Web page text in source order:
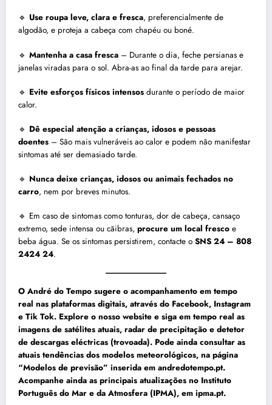
🔹 Use roupa leve, clara e fresca, preferencialmente de
algodão, e proteja a cabeça com chapéu ou boné.
🔹 Mantenha a casa fresca – Durante o dia, feche persianas e
janelas viradas para o sol. Abra-as ao final da tarde para arejar.
🔹 Evite esforços físicos intensos durante o período de maior
calor.
🔹 Dê especial atenção a crianças, idosos e pessoas
doentes – São mais vulneráveis ao calor e podem não manifestar
sintomas até ser demasiado tarde.
🔹 Nunca deixe crianças, idosos ou animais fechados no
carro, nem por breves minutos.
🔹 Em caso de sintomas como tonturas, dor de cabeça, cansaço
extremo, sede intensa ou cãibras, procure um local fresco e
beba água. Se os sintomas persistirem, contacte o SNS 24 – 808
2424 24.
O André do Tempo sugere o acompanhamento em tempo
real nas plataformas digitais, através do Facebook, Instagram
e Tik Tok. Explore o nosso website e siga em tempo real as
imagens de satélites atuais, radar de precipitação e detetor
de descargas eléctricas (trovoada). Pode ainda consultar as
atuais tendências dos modelos meteorológicos, na página
“Modelos de previsão” inserida em andredotempo.pt.
Acompanhe ainda as principais atualizações no Instituto
Português do Mar e da Atmosfera (IPMA), em ipma.pt.